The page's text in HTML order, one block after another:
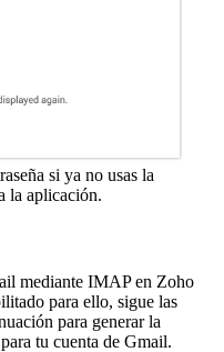
si ya no usas la
la aplicación.
mediante IMAP en Zoho
para ello, sigue las
para generar la
tu cuenta de Gmail.